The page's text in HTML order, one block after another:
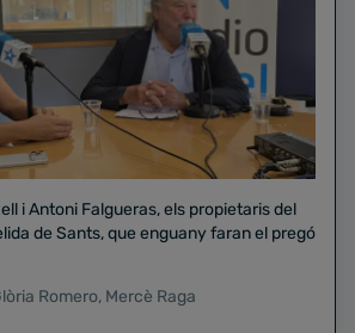
i Antoni Falgueras, els propietaris del
Romero, Mercè Raga